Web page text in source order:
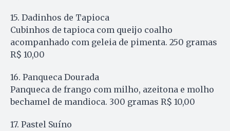
15. Dadinhos de Tapioca
Cubinhos de tapioca com queijo coalho
acompanhado com geleia de pimenta. 250 gramas
R$ 10,00
16. Panqueca Dourada
Panqueca de frango com milho, azeitona e molho
bechamel de mandioca. 300 gramas R$ 10,00
17. Pastel Suíno